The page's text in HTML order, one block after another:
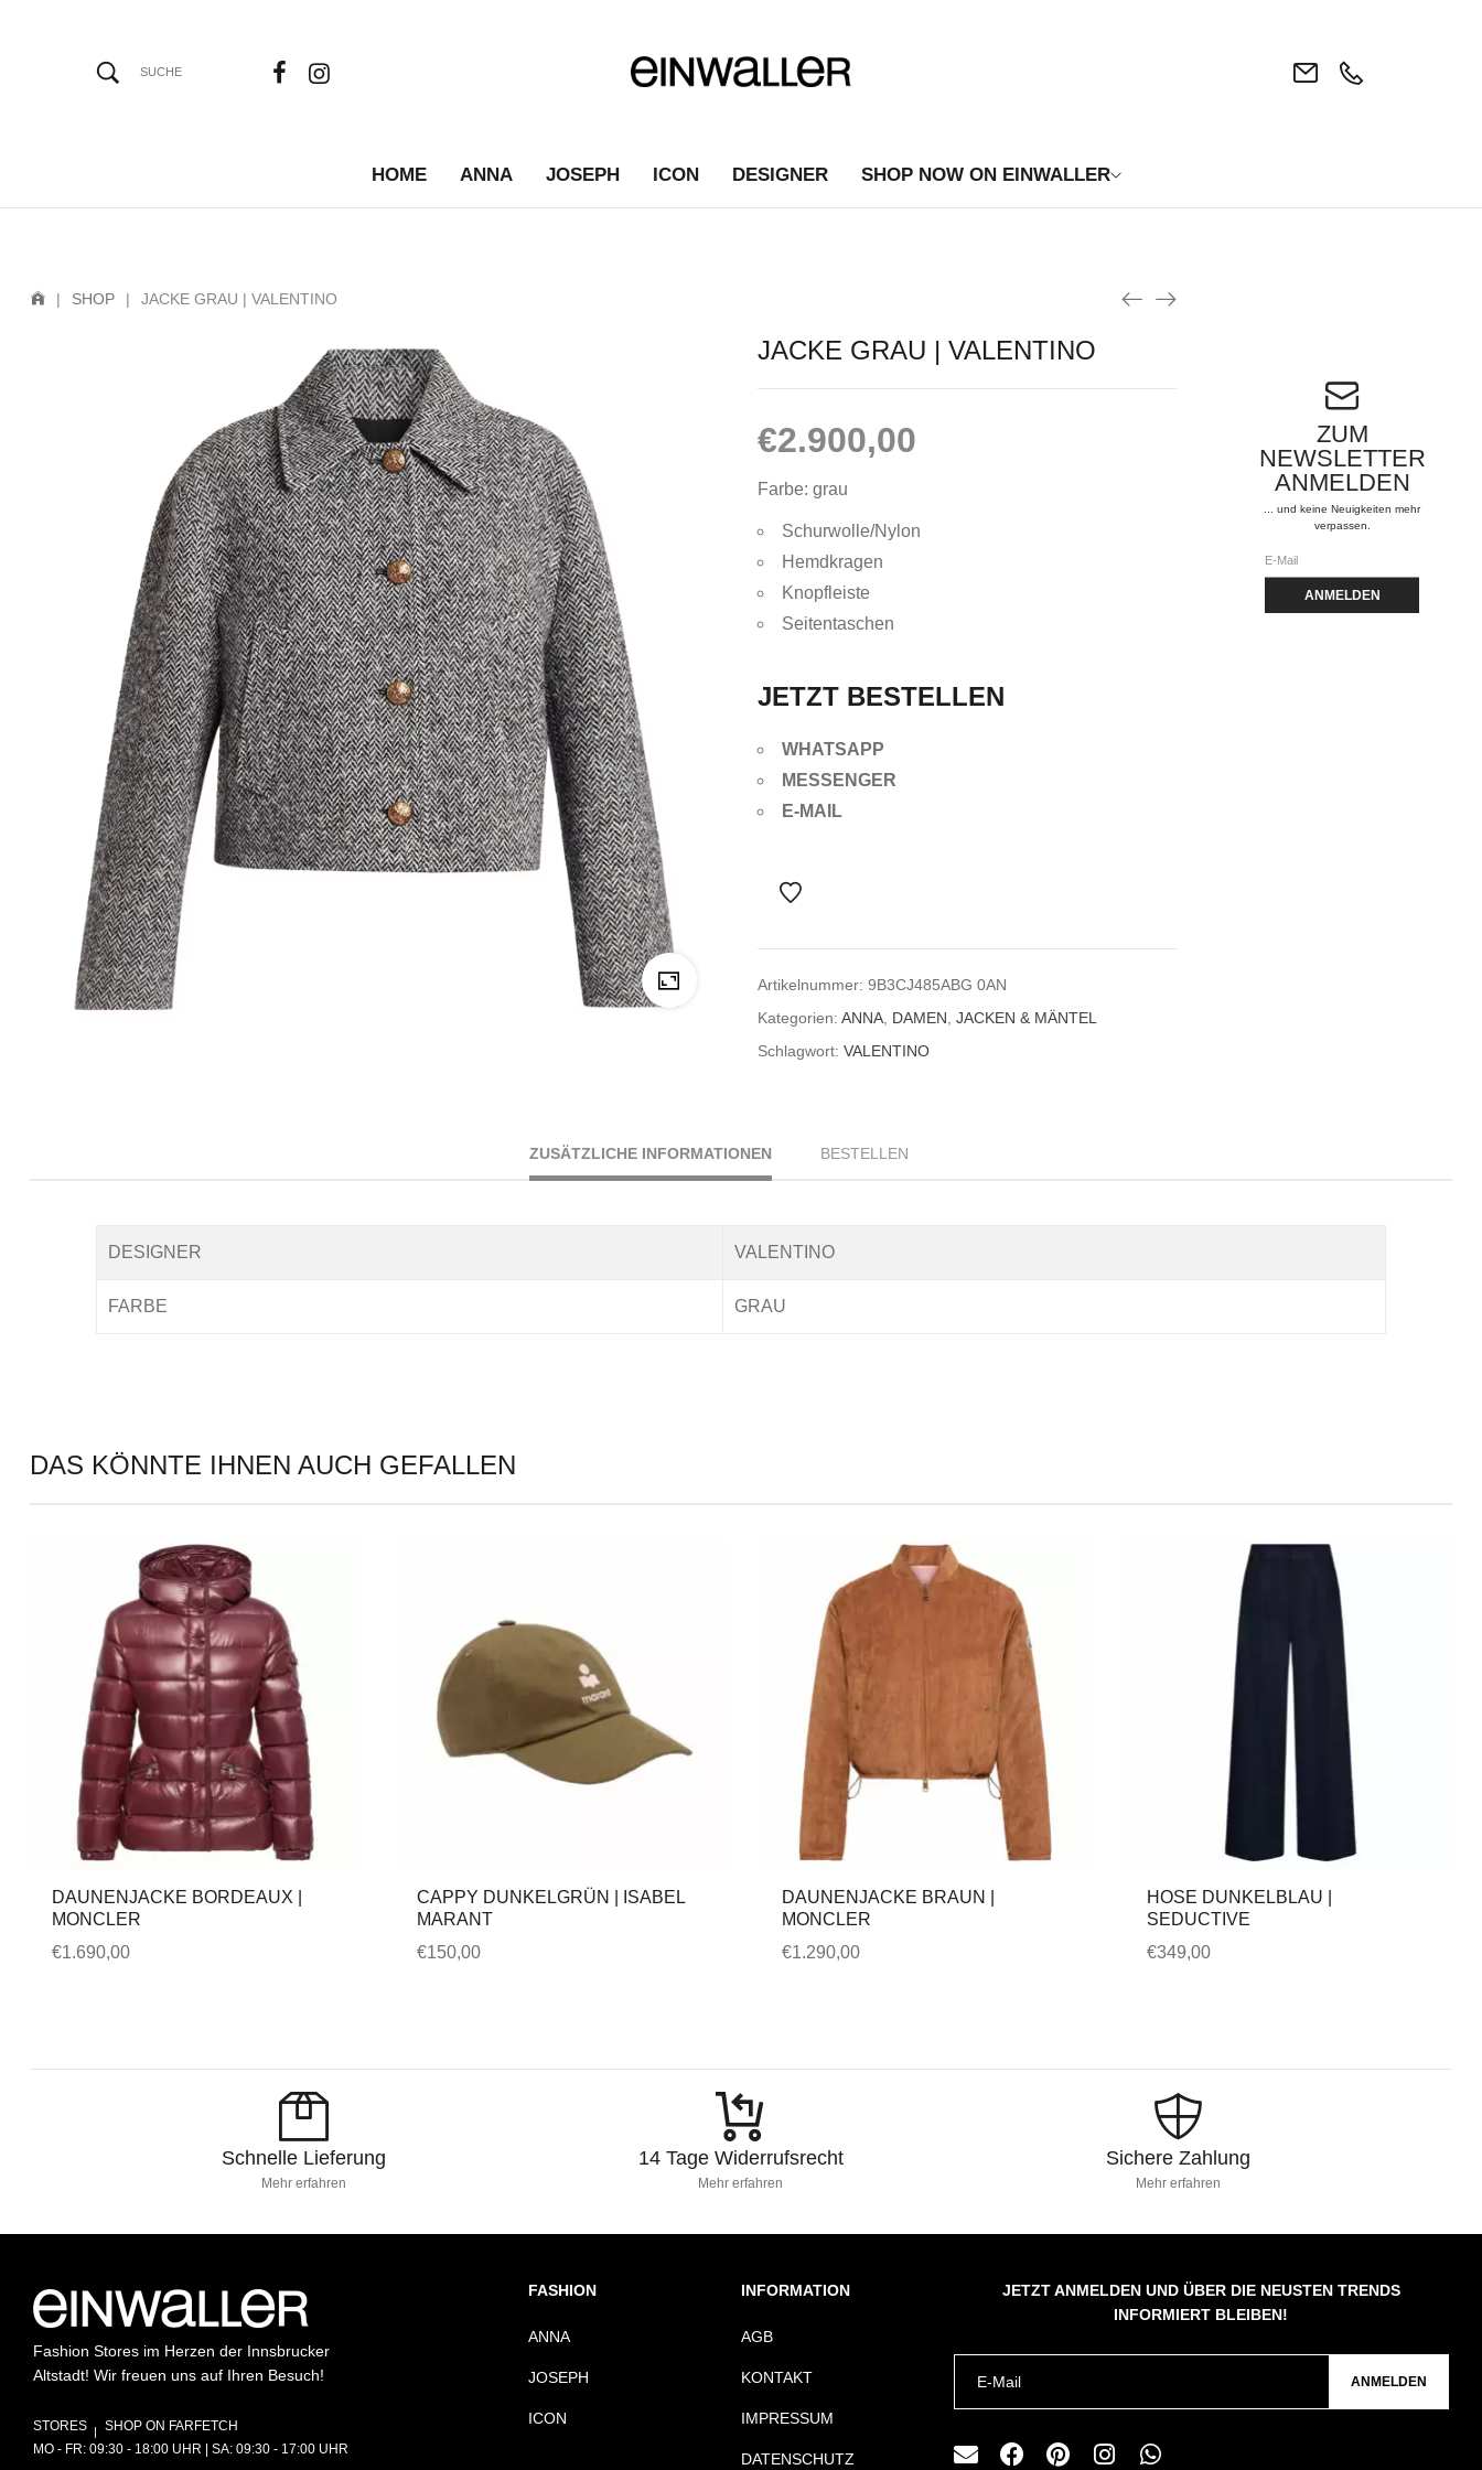
HOME ANNA JOSEPH ICON DESIGNER SHOP NOW ON EINWALLER
| SHOP | JACKE GRAU | VALENTINO
JACKE GRAU | VALENTINO
€2.900,00
Farbe: grau
Schurwolle/Nylon
Hemdkragen
Knopfleiste
Seitentaschen
JETZT BESTELLEN
WHATSAPP
MESSENGER
E-MAIL
Artikelnummer: 9B3CJ485ABG 0AN
Kategorien: ANNA, DAMEN JACKEN & MÄNTEL
Schlagwort: VALENTINO
ZUM
NEWSLETTER
ANMELDEN
... und keine Neuigkeiten mehr
verpassen.
ANMELDEN
ZUSÄTZLICHE INFORMATIONEN BESTELLEN
DESIGNER VALENTINO
FARBE GRAU
DAS KÖNNTE IHNEN AUCH GEFALLEN
DAUNENJACKE BORDEAUX |
MONCLER
€1.690,00
CAPPY DUNKELGRÜN | ISABEL
MARANT
€150,00
DAUNENJACKE BRAUN |
MONCLER
€1.290,00
HOSE DUNKELBLAU |
SEDUCTIVE
€349,00
Schnelle Lieferung
Mehr erfahren
14 Tage Widerrufsrecht
Mehr erfahren
Sichere Zahlung
Mehr erfahren
Fashion Stores im Herzen der Innsbrucker
Altstadt! Wir freuen uns auf Ihren Besuch!
STORES
SHOP ON FARFETCH
MO - FR: 09:30 - 18:00 UHR | SA: 09:30 - 17:00 UHR
FASHION
ANNA
JOSEPH
ICON
INFORMATION
AGB
KONTAKT
IMPRESSUM
DATENSCHUTZ
JETZT ANMELDEN UND ÜBER DIE NEUSTEN TRENDS
INFORMIERT BLEIBEN!
ANMELDEN